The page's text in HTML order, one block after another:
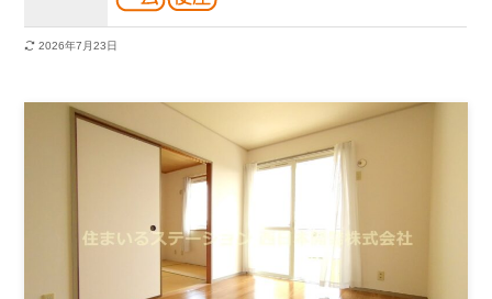
2026年7月23日